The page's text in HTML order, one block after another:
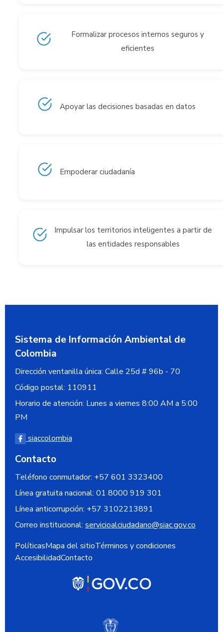
Formalizar procesos internos seguros y
eficientes
Apoyar las decisiones basadas en datos
Empoderar ciudadanía
Impulsar los territorios inteligentes a partir de
las entidades responsables
Sistema de Información Ambiental de
Colombia
Dirección ventanilla única: Calle 25d # 96b - 70
Código postal: 110911
Horario de atención: Lunes a viernes 8:00 AM a 5:00
PM
siaccolombia
Contacto
Teléfono conmutador: +57 601 3323400
Línea gratuita nacional: 01 8000 919 301
Línea anticorrupción: +57 3102213891
Correo institucional: servicioalciudadano@siac.gov.co
PolíticasMapa del sitioTérminos y condiciones
AccesibilidadContacto